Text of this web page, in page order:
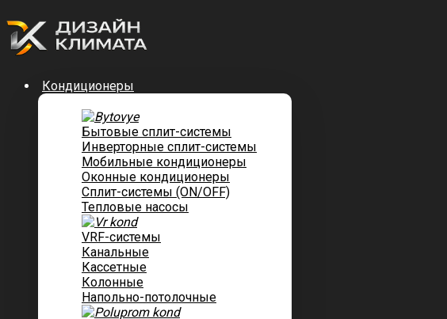
Кондиционеры
Бытовые сплит-системы
Инверторные сплит-системы
Мобильные кондиционеры
Оконные кондиционеры
Сплит-системы (ON/OFF)
Тепловые насосы
VRF-системы
Канальные
Касcетные
Колонные
Напольно-потолочные